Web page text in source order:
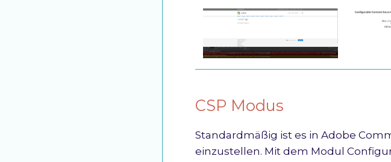
CSP Modus
Standardmäßig ist es in Adobe
einzustellen. Mit dem Modul